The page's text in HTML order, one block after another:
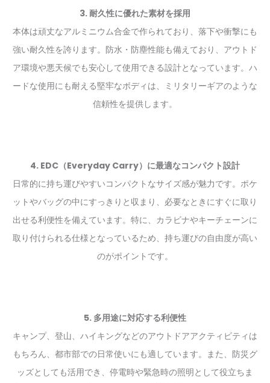
3. 耐久性に優れた素材を採用
本体は頑丈なアルミニウム合金で作られており、落下や衝撃にも
強い耐久性を誇ります。防水・防塵性能も備えており、アウトド
ア環境や悪天候でも安心して使用できる設計となっています。ハ
ードな使用にも耐える堅牢なボディは、ミリタリーギアのような
信頼性を提供します。
4. EDC（Everyday Carry）に最適なコンパクト設計
日常的に持ち運びやすいコンパクトなサイズ感が魅力です。ポケ
ットやバッグの中にすっきりと収まり、必要なときにすぐに取り
出せる利便性を備えています。特に、カラビナやキーチェーンに
取り付けられる仕様となっているため、持ち運びの自由度が高い
のがポイントです。
5. 多用途に対応する利便性
キャンプ、登山、ハイキングなどのアウトドアアクティビティは
もちろん、都市部での日常使いにも適しています。また、防災グ
ッズとしても活用でき、停電時や緊急時の照明として役立ちま